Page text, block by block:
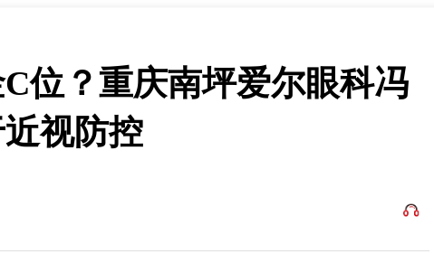
位？重庆南坪爱尔眼科冯
视防控